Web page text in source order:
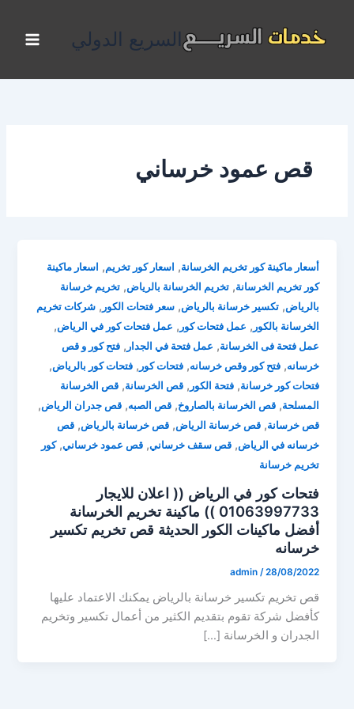
المحتوى
السريع الدولي
قص عمود خرساني
أسعار ماكينة كور تخريم الخرسانة, اسعار كور تخريم, اسعار ماكينة
كور تخريم الخرسانة,تخريم الخرسانة بالرياض,تخريم خرسانة
بالرياض,تكسير خرسانة بالرياض,سعر فتحات الكور ,شركات تخريم
الخرسانة بالكور , عمل فتحات كور , عمل فتحات كور في الرياض,
عمل فتحة فى الخرسانة, عمل فتحة في الجدار ,فتح كور و قص
خرسانه,فتح كور وقص خرسانه,فتحات كور ,فتحات كور بالرياض,
فتحات كور خرسانة,فتحة الكور ,قص الخرسانة,قص الخرسانة
المسلحة,قص الخرسانة بالصاروخ,قص الصبه,قص جدران الرياض,
قص خرسانة,قص خرسانة الرياض,قص خرسانة بالرياض,قص
خرسانه في الرياض,قص سقف خرساني,قص عمود خرساني,كور
تخريم خرسانة
فتحات كور في الرياض (( اعلان للايجار
01063997733 )) ماكينة تخريم الخرسانة
أفضل ماكينات الكور الحديثة قص تخريم تكسير
خرسانه
admin /28/08/2022
قص تخريم تكسير خرسانة بالرياض يمكنك الاعتماد عليها
كأفضل شركة تقوم بتقديم الكثير من أعمال تكسير وتخريم
الجدران و الخرسانة […]